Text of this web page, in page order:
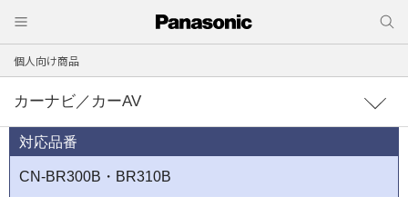
個人向け商品
カーナビ／カーAV
対応品番
CN-BR300B・BR310B